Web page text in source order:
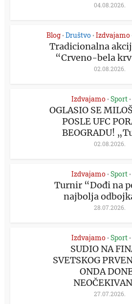
04.08.2026.
Blog • Društvo • Izdvajamo
Tradicionalna
“Crveno-bela
02.08.2026.
Izdvajamo • Sport •
OGLASIO SE
POSLE UFC
BEOGRADU!
02.08.2026.
Izdvajamo • Sport •
Turnir “Dođi na
najbolja
28.07.2026.
Izdvajamo • Sport •
SUDIO NA
SVETSKOG
ONDA
27.07.2026.